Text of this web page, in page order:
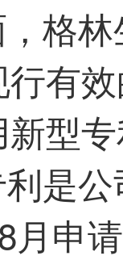
格
有
型
是
月申